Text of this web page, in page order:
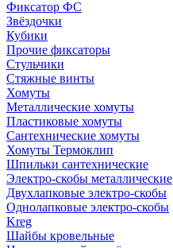
Фиксатор ФС
Звёздочки
Кубики
Прочие фиксаторы
Стульчики
Стяжные винты
Хомуты
Металлические хомуты
Пластиковые хомуты
Сантехнические хомуты
Хомуты Термоклип
Шпильки сантехнические
Электро-скобы металлические
Двухлапковые электро-скобы
Однолапковые электро-скобы
Kreg
Шайбы кровельные